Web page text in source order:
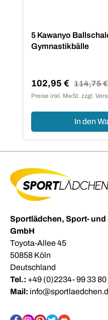
5 Kawanyo
Gymnastikbälle
Verkaufspreis:
102,95 € Regulärer
114,75 €
Preise inkl. MwSt. zzgl.
In den
Sportlädchen, Sport- und
GmbH
Toyota-Allee 45
50858 Köln
Deutschland
Tel.: +49 (0)2234- 99 33 80
Mail: